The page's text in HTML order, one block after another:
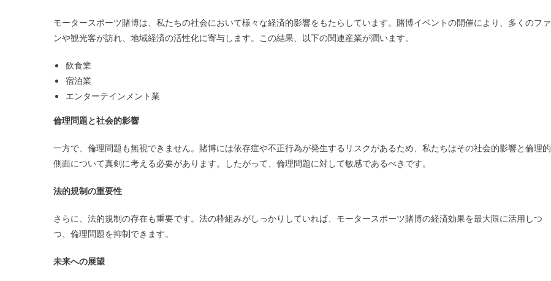
モータースポーツ賭博は、私たちの社会において様々な経済的影響をもたらしています。賭博イベントの開催により、多くのファ
ンや観光客が訪れ、地域経済の活性化に寄与します。この結果、以下の関連産業が潤います。
飲食業
宿泊業
エンターテインメント業
倫理問題と社会的影響
一方で、倫理問題も無視できません。賭博には依存症や不正行為が発生するリスクがあるため、私たちはその社会的影響と倫理的
側面について真剣に考える必要があります。したがって、倫理問題に対して敏感であるべきです。
法的規制の重要性
さらに、法的規制の存在も重要です。法の枠組みがしっかりしていれば、モータースポーツ賭博の経済効果を最大限に活用しつ
つ、倫理問題を抑制できます。
未来への展望